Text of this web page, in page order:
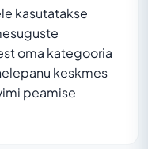
kasutatakse
oma kategooria
keskmes
peamise